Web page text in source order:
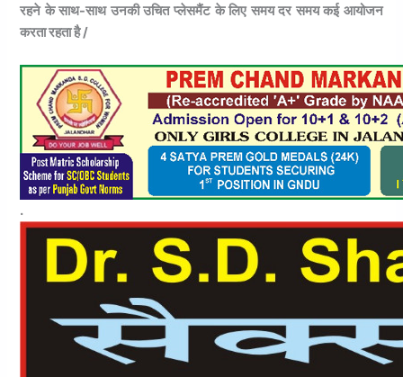
रहने के साथ-साथ उनकी उचित प्लेसमैंट के लिए समय दर समय कई आयोजन
करता रहता है /
.